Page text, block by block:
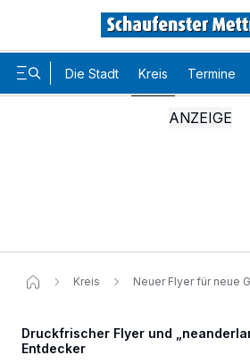
Die Stadt Kreis Termine
Kreis Neuer Flyer für neue
Druckfrischer Flyer und
Entdecker